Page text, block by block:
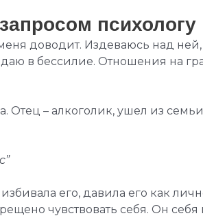
психологу
доводит. Издеваюсь над
в бессилие. Отношения на
Отец – алкоголик, ушел из
его, давила его как
чувствовать себя. Он